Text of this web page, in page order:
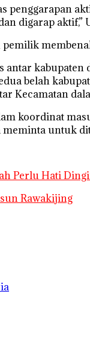
penggarapan
digarap
kabupaten
belah
Kecamatan
koordinat
untuk
Perlu Hati
Rawakijing